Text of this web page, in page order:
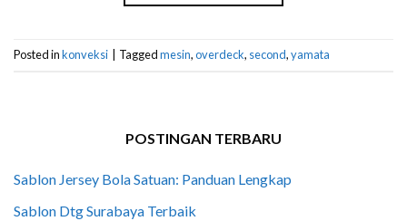
Posted inkonveksi Taggedmesin,overdeck, second,yamata
POSTINGAN TERBARU
Sablon Jersey Bola Satuan: Panduan Lengkap
Sablon Dtg Surabaya Terbaik